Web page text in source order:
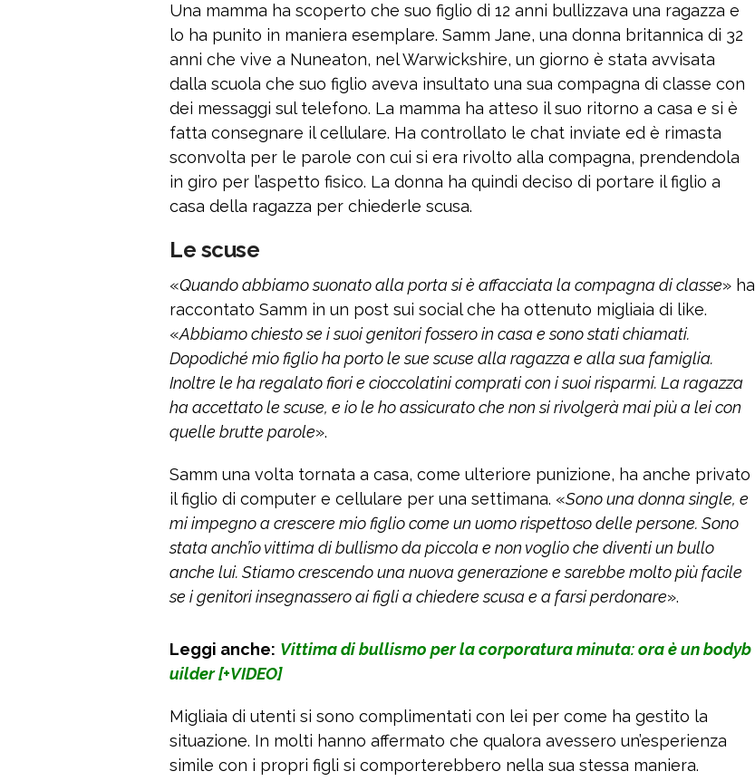
Una mamma ha scoperto che suo figlio di 12 anni bullizzava una ragazza e
lo ha punito in maniera esemplare. Samm Jane, una donna britannica di 32
anni che vive a Nuneaton, nel Warwickshire, un giorno è stata avvisata
dalla scuola che suo figlio aveva insultato una sua compagna di classe con
dei messaggi sul telefono. La mamma ha atteso il suo ritorno a casa e si è
fatta consegnare il cellulare. Ha controllato le chat inviate ed è rimasta
sconvolta per le parole con cui si era rivolto alla compagna, prendendola
in giro per l’aspetto fisico. La donna ha quindi deciso di portare il figlio a
casa della ragazza per chiederle scusa.
Le scuse
«Quando abbiamo suonato alla porta si è affacciata la compagna di classe» ha
raccontato Samm in un post sui social che ha ottenuto migliaia di like.
«Abbiamo chiesto se i suoi genitori fossero in casa e sono stati chiamati.
Dopodiché mio figlio ha porto le sue scuse alla ragazza e alla sua famiglia.
Inoltre le ha regalato fiori e cioccolatini comprati con i suoi risparmi. La ragazza
ha accettato le scuse, e io le ho assicurato che non si rivolgerà mai più a lei con
quelle brutte parole».
Samm una volta tornata a casa, come ulteriore punizione, ha anche privato
il figlio di computer e cellulare per una settimana. «Sono una donna single, e
mi impegno a crescere mio figlio come un uomo rispettoso delle persone. Sono
stata anch’io vittima di bullismo da piccola e non voglio che diventi un bullo
anche lui. Stiamo crescendo una nuova generazione e sarebbe molto più facile
se i genitori insegnassero ai figli a chiedere scusa e a farsi perdonare».
Leggi anche: Vittima di bullismo per la corporatura minuta: ora è un bodyb
uilder [+VIDEO]
Migliaia di utenti si sono complimentati con lei per come ha gestito la
situazione. In molti hanno affermato che qualora avessero un’esperienza
simile con i propri figli si comporterebbero nella sua stessa maniera.